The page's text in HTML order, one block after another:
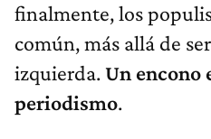
finalmente, los
común, más allá de
izquierda.Un encono
periodismo.